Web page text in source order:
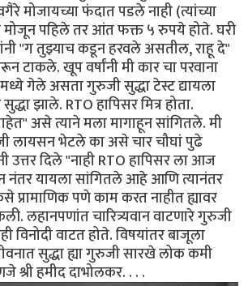
मोजायच्या फंदात पडले नाही (त्यांच्या
मोजून पहिले तर आंत फक्त ५ रुपये होते. घरी
"ग तुझ्याच कडून हरवले असतील, राहू दे"
टाकले. खूप वर्षांनी मी कार चा परवाना
गेले असता गुरुजी सुद्धा टेस्ट द्यायला
झाले. RTO हापिसर मित्र होता.
असे त्याने मला मागाहून सांगितले. मी
लायसन भेटले का असे चार चौघां पुढे
उत्तर दिले "नाही RTO हापिसर ला आज
नंतर यायला सांगितले आहे आणि त्यानंतर
प्रामाणिक पणे काम करत नाहीत ह्यावर
लहानपणांत चारित्र्यवान वाटणारे गुरुजी
विनोदी वाटत होते. विषयांतर बाजूला
सुद्धा ह्या गुरुजी सारखे लोक कमी
श्री हमीद दाभोलकर. . . .